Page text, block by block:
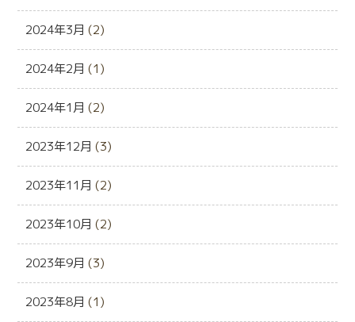
2024年3月 (2)
2024年2月 (1)
2024年1月 (2)
2023年12月 (3)
2023年11月 (2)
2023年10月 (2)
2023年9月 (3)
2023年8月 (1)